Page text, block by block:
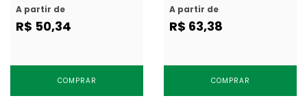
c/ 144 un
A partir de
R$ 50,34
COMPRAR
c/ 144 un
A partir de
R$ 63,38
COMPRAR